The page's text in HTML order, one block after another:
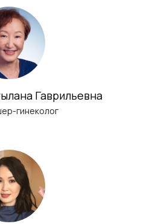
Гаврильевна
гинеколог